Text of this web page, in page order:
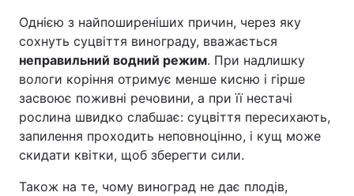
Однією з найпоширеніших причин, через яку
сохнуть суцвіття винограду, вважається
неправильний водний режим. При надлишку
вологи коріння отримує менше кисню і гірше
засвоює поживні речовини, а при її нестачі
рослина швидко слабшає: суцвіття пересихають,
запилення проходить неповноцінно, і кущ може
скидати квітки, щоб зберегти сили.
Також на те, чому виноград не дає плодів,